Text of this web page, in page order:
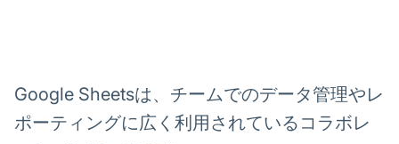
Google Sheetsは、チームでのデータ管理やレ
ポーティングに広く利用されているコラボレ